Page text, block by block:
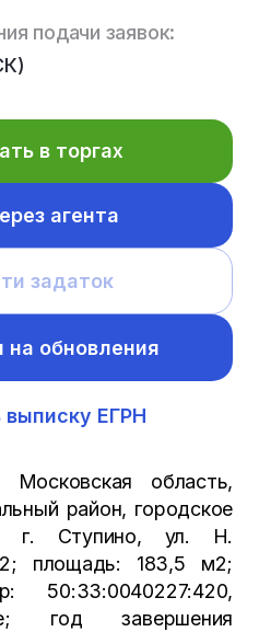
подачи заявок:
в торгах
агента
задаток
на обновления
выписку ЕГРН
область,
район, городское
г. Ступино, ул. Н.
площадь: 183,5 м2;
50:33:0040227:420,
год завершения